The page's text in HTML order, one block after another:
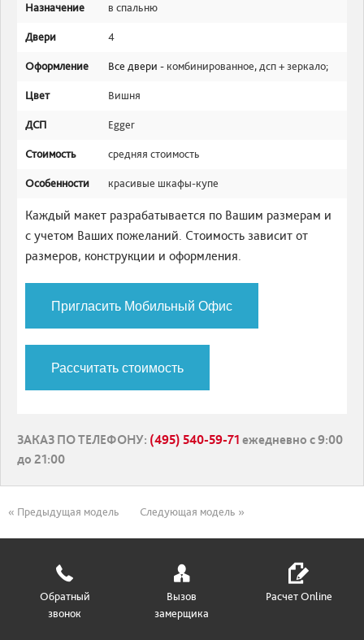
Назначение в спальню
Двери 4
Оформление Все двери - комбинированное,дсп + зеркало;
Цвет Вишня
ДСП Egger
Стоимость средняя стоимость
Особенности красивые шкафы-купе
Каждый макет разрабатывается по Вашим размерам и
с учетом Ваших пожеланий. Стоимость зависит от
размеров, конструкции и оформления.
Пригласить Мобильный Офис
Рассчитать стоимость
ЗАКАЗ ПО ТЕЛЕФОНУ: (495) 540-59-71 ежедневно с 9:00
до 21:00
« Предыдущая модель Следующая модель »
Обратный
звонок
Вызов
замерщика
Расчет Online